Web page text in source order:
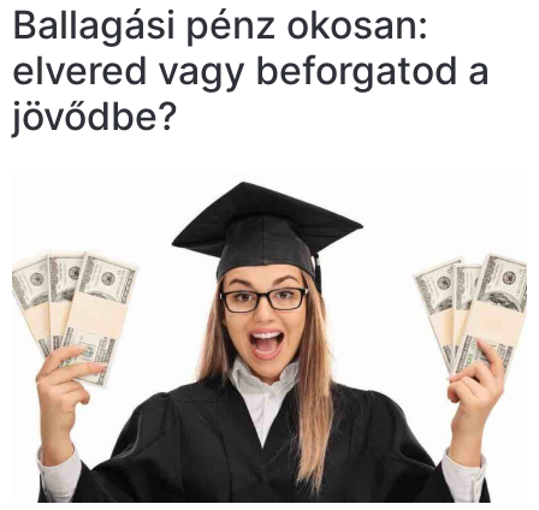
Ballagási pénz okosan:
elvered vagy beforgatod a
jövődbe?